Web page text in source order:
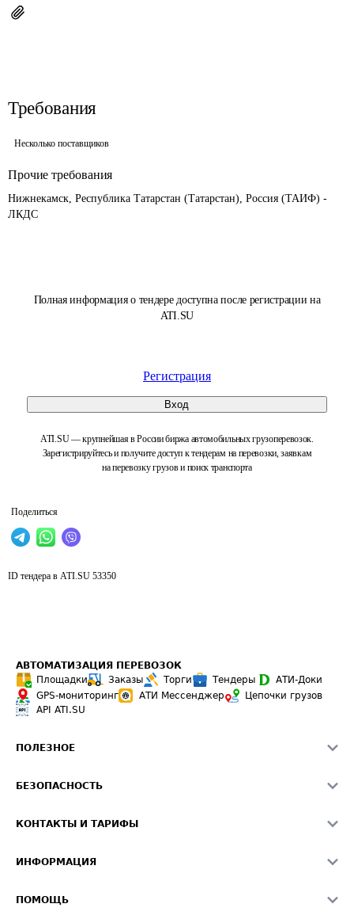
Полная информация о тендере доступна после регистрации на
ATI.SU
Регистрация
Вход
ATI.SU — крупнейшая в России биржа автомобильных грузоперевозок.
Зарегистрируйтесь и получите доступ к тендерам на перевозки, заявкам
на перевозку грузов и поиск транспорта
Поделиться
Требования
Несколько поставщиков
Прочие требования
Нижнекамск, Республика Татарстан (Татарстан), Россия (ТАИФ) -
ЛКДС
ID тендера в ATI.SU 53350
АВТОМАТИЗАЦИЯ ПЕРЕВОЗОК
Площадки
Заказы Торги Тендеры
АТИ-Доки
GPS-мониторинг
АТИ Мессенджер
Цепочки грузов
API ATI.SU
ПОЛЕЗНОЕ
Звезды ATI.SU на вашем сайте
Средние ставки
БЕЗОПАСНОСТЬ
Светофор+
О формировании Паспорта
КОНТАКТЫ И ТАРИФЫ
Реклама на сайте
ИНФОРМАЦИЯ
ПОМОЩЬ